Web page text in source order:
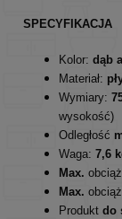
SPECYFIKACJA
Kolor: dąb
Materiał:
Wymiary:
wysokość)
Odległość
Waga: 7,6
Max.
Max.
Produkt do